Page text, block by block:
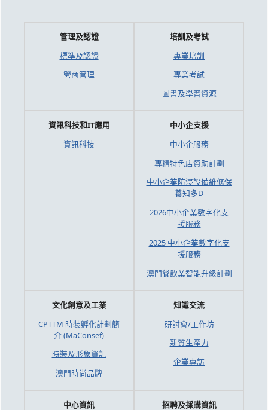
管理及認證
標準及認證
營商管理
培訓及考試
專業培訓
專業考試
圖書及學習資源
資訊科技和IT應用
資訊科技
中小企支援
中小企服務
專精特色店資助計劃
中小企業防浸設備維修保
養知多D
2026中小企業數字化支
援服務
2025 中小企業數字化支
援服務
澳門餐飲業智能升級計劃
文化創意及工業
CPTTM 時裝孵化計劃簡
介 (MaConsef)
時裝及形象資訊
澳門時尚品牌
知識交流
研討會/工作坊
新質生產力
企業專訪
中心資訊 招聘及採購資訊